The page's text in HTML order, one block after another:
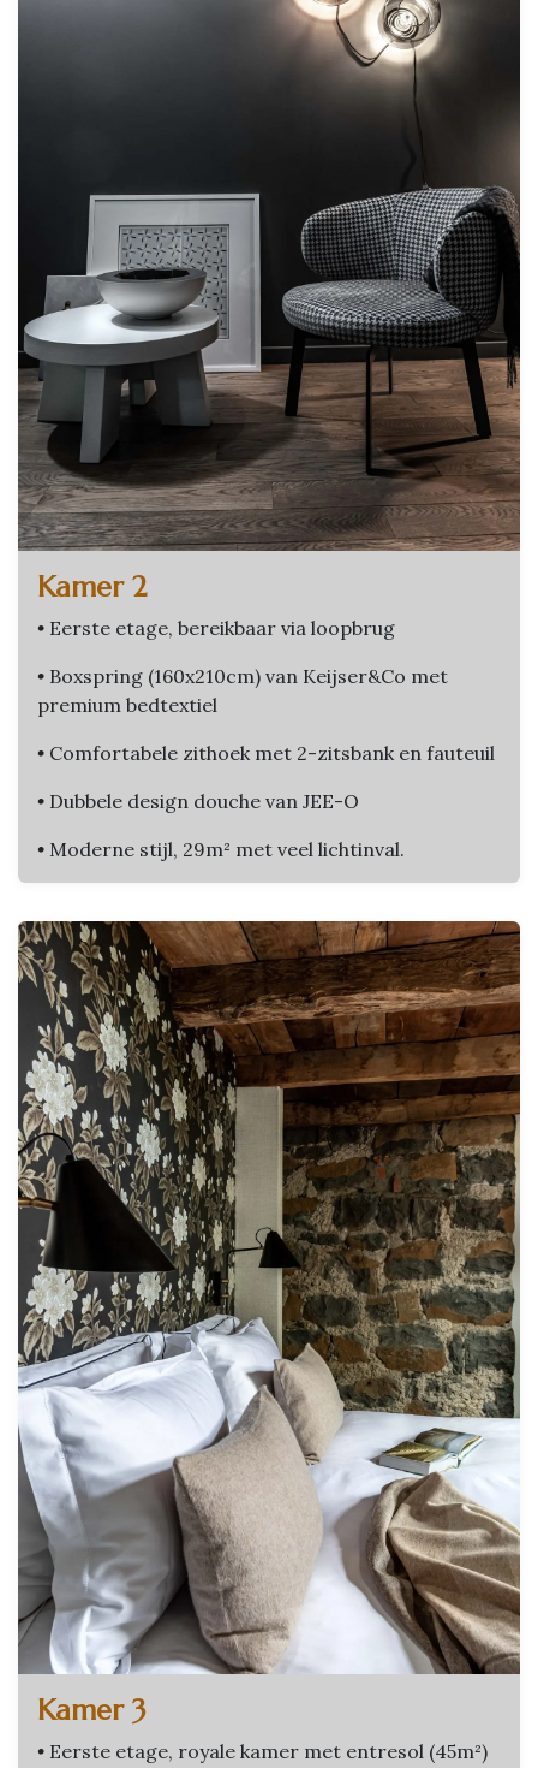
Kamer 2
• Eerste etage, bereikbaar via loopbrug
• Boxspring (160x210cm) van Keijser&Co met
premium bedtextiel
• Comfortabele zithoek met 2-zitsbank en fauteuil
• Dubbele design douche van JEE-O
• Moderne stijl, 29m² met veel lichtinval.
Kamer 3
• Eerste etage, royale kamer met entresol (45m²)